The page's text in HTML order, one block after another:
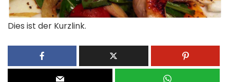
Dies ist der Kurzlink.